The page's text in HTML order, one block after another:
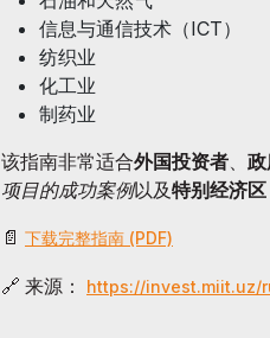
信息与通信技术（ICT）
纺织业
化工业
制药业
该指南非常适合外国投资者
项目的成功案例以及特别经济
📄 下载完整指南 (PDF)
🔗 来源： https://invest.miit.uz/